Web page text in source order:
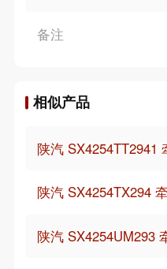
备注
相似产品
陕汽 SX4254TT2941
陕汽 SX4254TX294
陕汽 SX4254UM293